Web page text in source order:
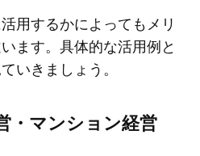
用するかによってもメリ
ます。具体的な活用例と
いきましょう。
・マンション経営